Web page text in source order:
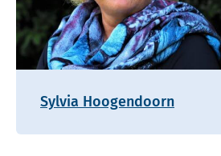
Sylvia Hoogendoorn